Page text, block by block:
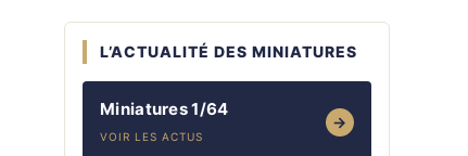
L’ACTUALITÉ DES MINIATURES
Miniatures 1/64
VOIR LES ACTUS
→